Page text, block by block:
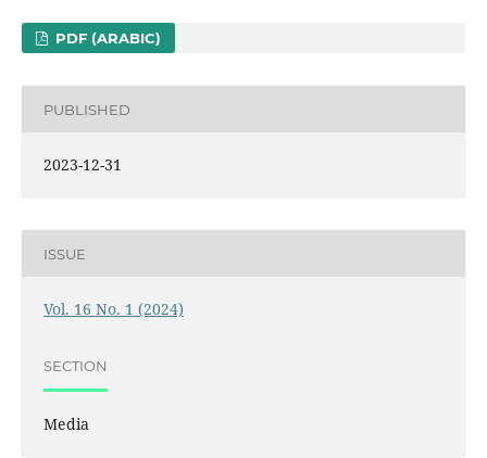
PDF (ARABIC)
PUBLISHED
2023-12-31
ISSUE
Vol. 16 No. 1 (2024)
SECTION
Media